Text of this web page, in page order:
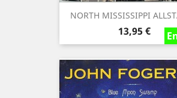
NORTH MISSISSIPPI
Precio
13,95 €